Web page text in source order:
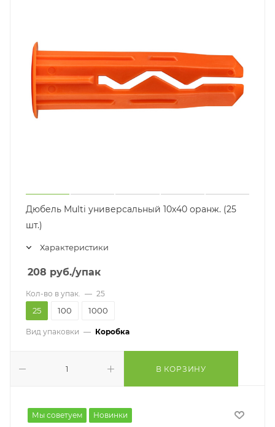
Дюбель Multi универсальный 10x40 оранж. (25
шт.)
Характеристики
208 руб./упак
Кол-во в упак. — 25
25 100 1000
Вид упаковки — Коробка
В КОРЗИНУ
Мы советуем Новинки